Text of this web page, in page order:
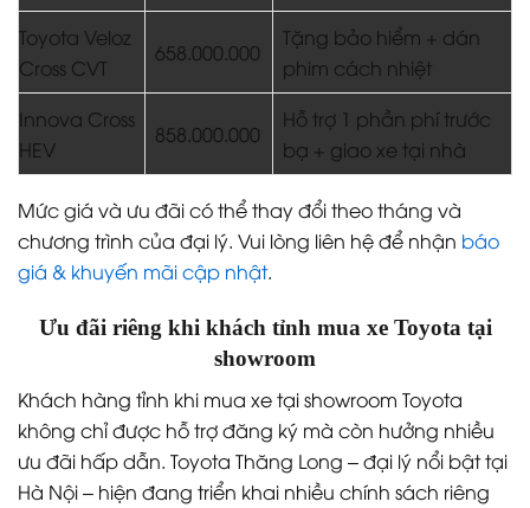
Toyota Veloz
Cross CVT
658.000.000
Tặng bảo hiểm + dán
phim cách nhiệt
Innova Cross
HEV
858.000.000
Hỗ trợ 1 phần phí trước
bạ + giao xe tại nhà
Mức giá và ưu đãi có thể thay đổi theo tháng và
chương trình của đại lý. Vui lòng liên hệ để nhận báo
giá & khuyến mãi cập nhật.
Ưu đãi riêng khi khách tỉnh mua xe Toyota tại
showroom
Khách hàng tỉnh khi mua xe tại showroom Toyota
không chỉ được hỗ trợ đăng ký mà còn hưởng nhiều
ưu đãi hấp dẫn. Toyota Thăng Long – đại lý nổi bật tại
Hà Nội – hiện đang triển khai nhiều chính sách riêng